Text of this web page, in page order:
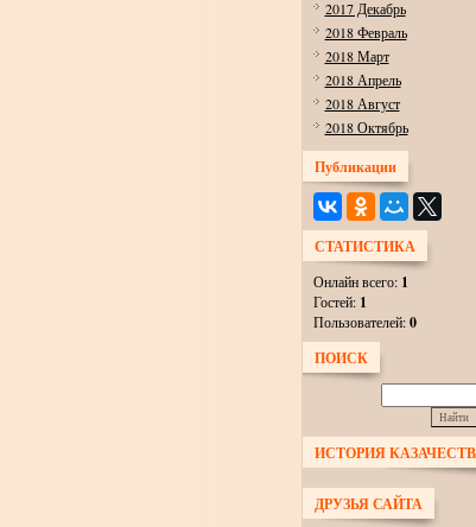
2017 Декабрь
2018 Февраль
2018 Март
2018 Апрель
2018 Август
2018 Октябрь
Публикации
СТАТИСТИКА
Онлайн всего: 1
Гостей: 1
Пользователей:0
ПОИСК
ИСТОРИЯ
ДРУЗЬЯ САЙТА